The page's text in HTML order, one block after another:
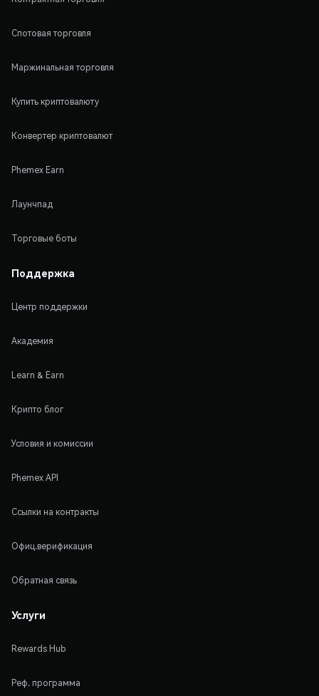
Спотовая торговля
Маржинальная торговля
Купить криптовалюту
Конвертер криптовалют
Phemex Earn
Лаунчпад
Торговые боты
Поддержка
Центр поддержки
Академия
Learn & Earn
Крипто блог
Условия и комиссии
Phemex API
Ссылки на контракты
Офиц.верификация
Обратная связь
Услуги
Rewards Hub
Реф. программа